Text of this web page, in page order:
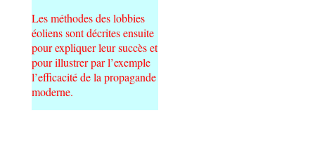
Les méthodes des lobbies
éoliens sont décrites ensuite
pour expliquer leur succès et
pour illustrer par l’exemple
l’efficacité de la propagande
moderne.